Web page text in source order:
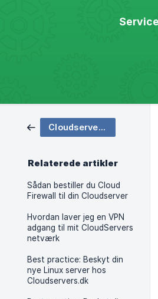
Cloudservers.dk
Relaterede artikler
Sådan bestiller du Cloud
Firewall til din Cloudserver
Hvordan laver jeg en VPN
adgang til mit CloudServers
netværk
Best practice: Beskyt din
nye Linux server hos
Cloudservers.dk